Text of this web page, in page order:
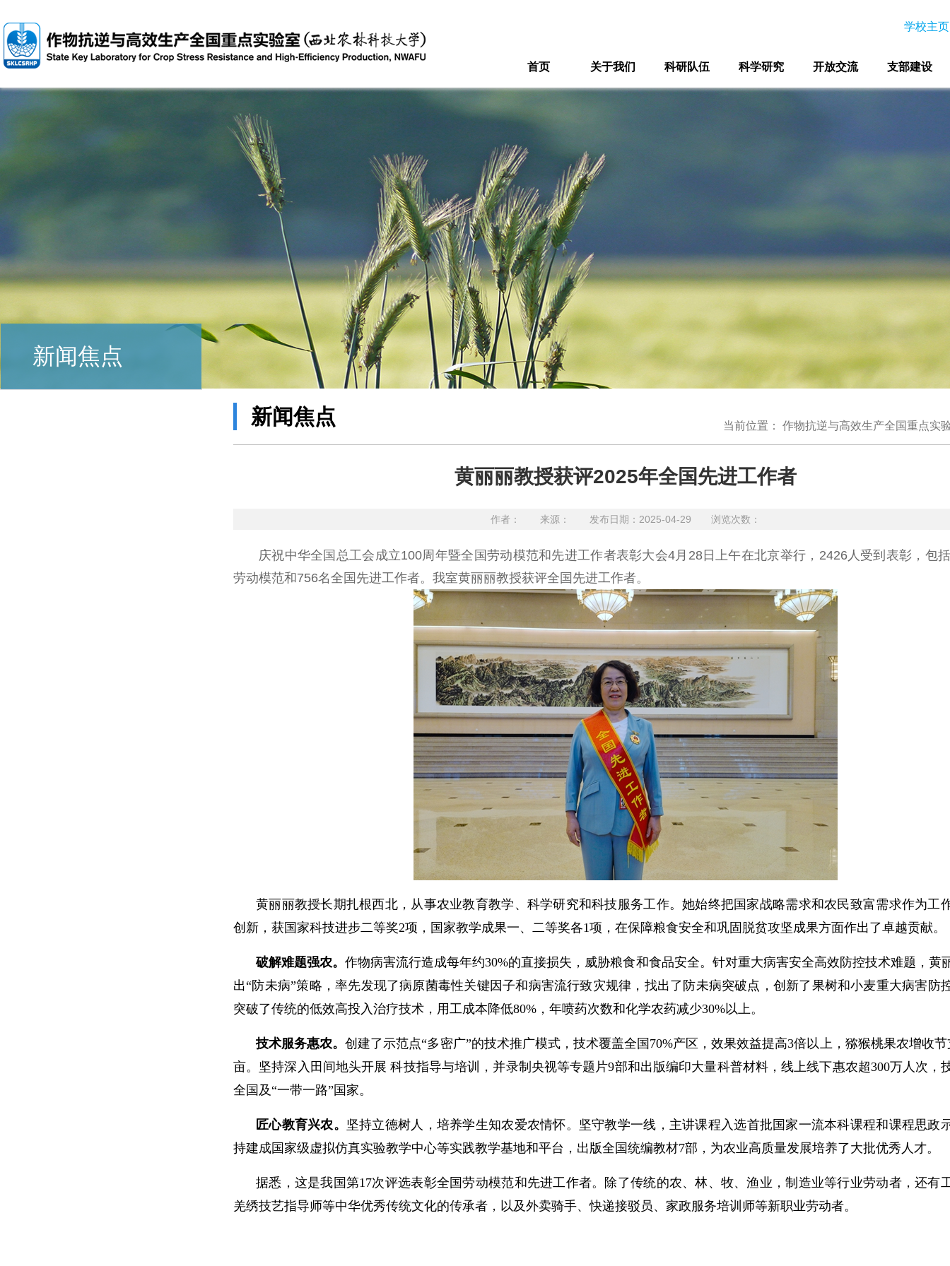
学校主页
首页 关于我们 科研队伍 科学研究 开放交流 支部建设
新闻焦点
当前位置： 作物抗逆与高效生产全国重点实
新闻焦点
黄丽丽教授获评2025年全国先进工作者
作者： 来源： 发布日期：2025-04-29 浏览次数：
庆祝中华全国总工会成立100周年暨全国劳动模范和先进工作者表彰大会4月28日上午在北京举行，2426人受到表彰，包
劳动模范和756名全国先进工作者。 我室黄丽丽教授获评全国先进工作者。
黄丽丽教授长期扎根西北，从事农业教育教学、科学研究和科技服务工作。她始终把国家战略需求和农民致富需求作为工
创新，获国家科技进步二等奖2项，国家教学成果一、二等奖各1项，在保障粮食安全和巩固脱贫攻坚成果方面作出了卓越贡献。
破解难题强农。作物病害流行造成每年约30%的直接损失，威胁粮食和食品安全。针对重大病害安全高效防控技术难题，黄
出“防未病”策略，率先发现了病原菌毒性关键因子和病害流行致灾规律，找出了防未病突破点，创新了果树和小麦重大病害防
突破了传统的低效高投入治疗技术，用工成本降低80%，年喷药次数和化学农药减少30%以上。
技术服务惠农。创建了示范点“多密广”的技术推广模式，技术覆盖全国70%产区，效果效益提高3倍以上，猕猴桃果农增收
亩。坚持深入田间地头开展 科技指导与培训，并录制央视等专题片9部和出版编印大量科普材料，线上线下惠农超300万人次，
全国及“一带一路”国家。
匠心教育兴农。 坚持立德树人，培养学生知农爱农情怀。坚守教学一线，主讲课程入选首批国家一流本科课程和课程思政
持建成国家级虚拟仿真实验教学中心等实践教学基地和平台，出版全国统编教材7部，为农业高质量发展培养了大批优秀人才。
据悉，这是我国第17次评选表彰全国劳动模范和先进工作者。除了传统的农、林、牧、渔业，制造业等行业劳动者，还有
羌绣技艺指导师等中华优秀传统文化的传承者，以及外卖骑手、快递接驳员、家政服务培训师等新职业劳动者。